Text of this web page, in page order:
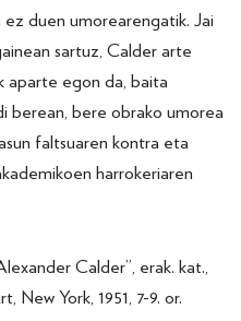
duen umorearengatik. Jai
sartuz, Calder arte
aparte egon da, baita
berean, bere obrako umorea
faltsuaren kontra eta
harrokeriaren
Calder”, erak. kat.,
York, 1951, 7-9. or.